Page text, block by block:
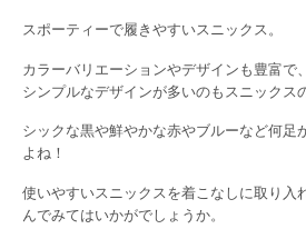
スポーティーで履きやすいスニックス。
カラーバリエーションやデザインも豊富で
シンプルなデザインが多いのもスニックス
シックな黒や鮮やかな赤やブルーなど何足
よね！
使いやすいスニックスを着こなしに取り入
んでみてはいかがでしょうか。